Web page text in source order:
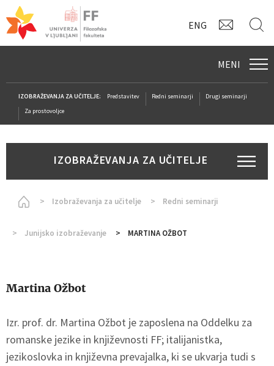
ENG
MENI
IZOBRAŽEVANJA ZA UČITELJE: Predstavitev Redni seminarji
Drugi seminarji
Za prostovoljce
IZOBRAŽEVANJA ZA UČITELJE
HomepageIzobraževanja za učitelje Redni seminarji
Junijsko izobraževanje MARTINA OŽBOT
Martina Ožbot
Izr. prof. dr. Martina Ožbot je zaposlena na Oddelku za
romanske jezike in književnosti FF; italijanistka,
jezikoslovka in književna prevajalka, ki se ukvarja tudi s